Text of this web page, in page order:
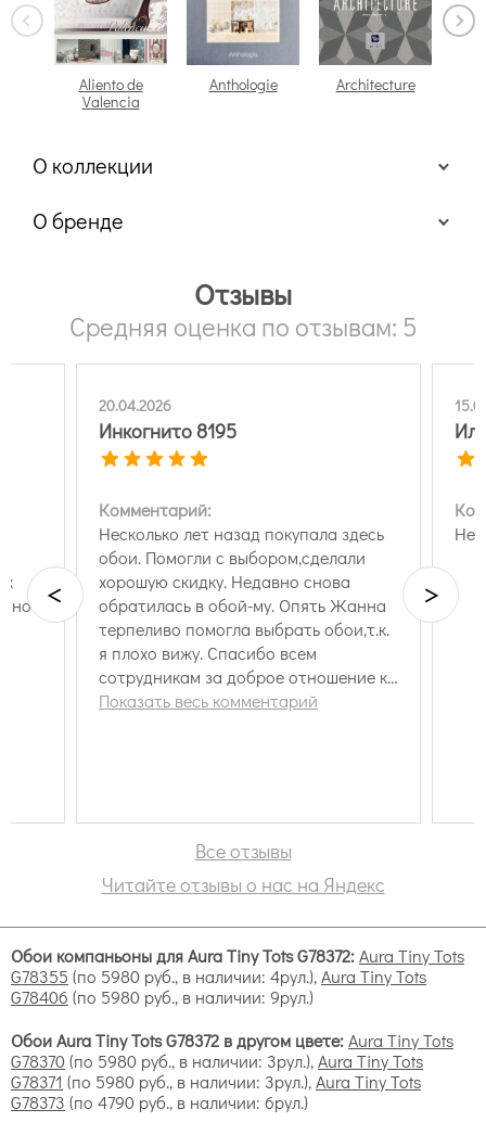
Aliento de
Valencia
Anthologie Architecture
О коллекции
геометрический (полосы, клетка, горошек);
абстрактный (облака, звезды);
с животными;
с листьями;
с персонажами;
с машинками;
с космическими мотивами.
О бренде
Отзывы
Средняя оценка по отзывам: 5
20.04.2026
Инкогнито 8195
Комментарий:
Несколько лет назад покупала здесь
обои. Помогли с выбором,сделали
хорошую скидку. Недавно снова
обратилась в обой-му. Опять Жанна
терпеливо помогла выбрать обои,т.к.
я плохо вижу. Спасибо всем
сотрудникам за доброе отношение к
клиентам.Буду еще обращаться сюда.
Показать весь комментарий
Нет
< >
Все отзывы
Читайте отзывы о нас на Яндекс
Обои компаньоны для Aura Tiny Tots G78372:Aura Tiny Tots
G78355 (по 5980 руб., в наличии: 4рул.),Aura Tiny Tots
G78406 (по 5980 руб., в наличии: 9рул.)
Обои Aura Tiny Tots G78372 в другом цвете:Aura Tiny Tots
G78370(по 5980 руб., в наличии: 3рул.),Aura Tiny Tots
G78371 (по 5980 руб., в наличии: 3рул.),Aura Tiny Tots
G78373 (по 4790 руб., в наличии: 6рул.)